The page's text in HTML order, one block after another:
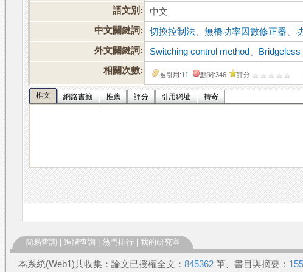
語文別:
中文
中文關鍵詞:
切換控制法 、無橋功率因數修正器 、
外文關鍵詞:
Switching control method
相關次數:
被引用:11 點閱:346 評分:
推文 網路書籤 推薦 評分 引用網址 轉寄
簡易查詢 進階查詢 熱門排行 我的研究室
本系統(Web1)共收集：論文已授權全文： 845362 筆、書目與摘要：